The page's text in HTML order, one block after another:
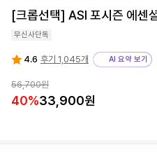
[크롭선택] ASI 포시즌 에센
무신사단독
4.6 후기 1,045개 AI 요약 보기
56,700원
40%33,900원